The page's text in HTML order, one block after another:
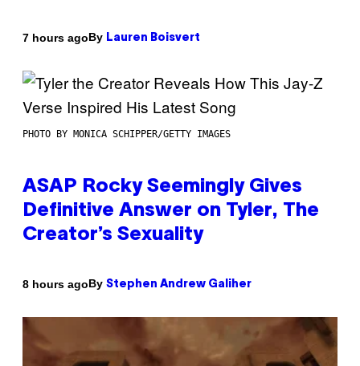
7 hours agoBy Lauren Boisvert
PHOTO BY MONICA SCHIPPER/GETTY IMAGES
ASAP Rocky Seemingly Gives
Definitive Answer on Tyler, The
Creator’s Sexuality
8 hours agoBy Stephen Andrew Galiher